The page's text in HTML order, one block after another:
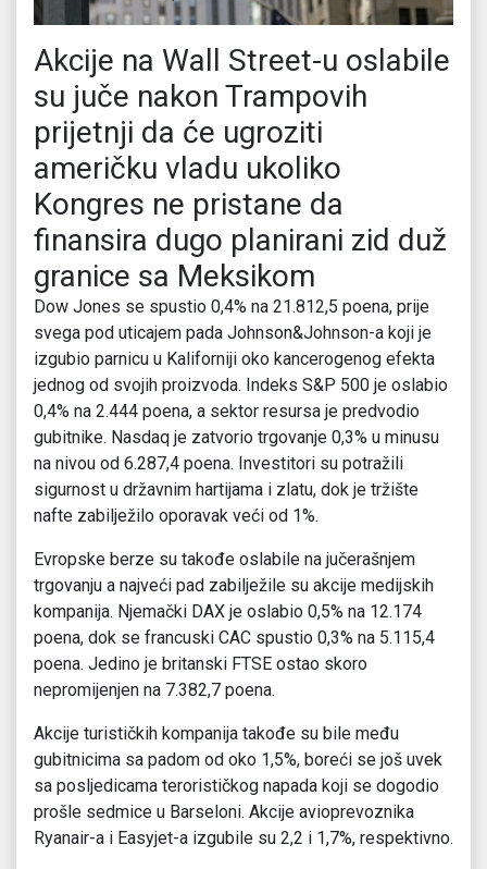
Akcije na Wall Street-u oslabile
su juče nakon Trampovih
prijetnji da će ugroziti
američku vladu ukoliko
Kongres ne pristane da
finansira dugo planirani zid duž
granice sa Meksikom
Dow Jones se spustio 0,4% na 21.812,5 poena, prije
svega pod uticajem pada Johnson&Johnson-a koji je
izgubio parnicu u Kaliforniji oko kancerogenog efekta
jednog od svojih proizvoda. Indeks S&P 500 je oslabio
0,4% na 2.444 poena, a sektor resursa je predvodio
gubitnike. Nasdaq je zatvorio trgovanje 0,3% u minusu
na nivou od 6.287,4 poena. Investitori su potražili
sigurnost u državnim hartijama i zlatu, dok je tržište
nafte zabilježilo oporavak veći od 1%.
Evropske berze su takođe oslabile na jučerašnjem
trgovanju a najveći pad zabilježile su akcije medijskih
kompanija. Njemački DAX je oslabio 0,5% na 12.174
poena, dok se francuski CAC spustio 0,3% na 5.115,4
poena. Jedino je britanski FTSE ostao skoro
nepromijenjen na 7.382,7 poena.
Akcije turističkih kompanija takođe su bile među
gubitnicima sa padom od oko 1,5%, boreći se još uvek
sa posljedicama terorističkog napada koji se dogodio
prošle sedmice u Barseloni. Akcije avioprevoznika
Ryanair-a i Easyjet-a izgubile su 2,2 i 1,7%, respektivno.